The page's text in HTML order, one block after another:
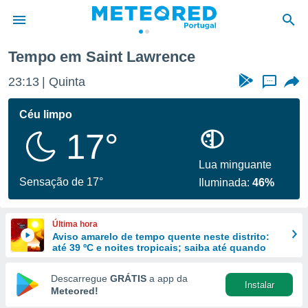
da
foi
fornecidas
a este
das
e
forma
digital
Tempo em Saint Lawrence
23:13 Quinta ...
Céu limpo
17°
Sensação de 17°
Lua minguante
Iluminada:46%
Última hora
Aviso amarelo de tempo quente neste distrito:
até 39 ºC e noites tropicais; saiba até quando
Descarregue GRÁTIS a app da
Meteored!
Instalar